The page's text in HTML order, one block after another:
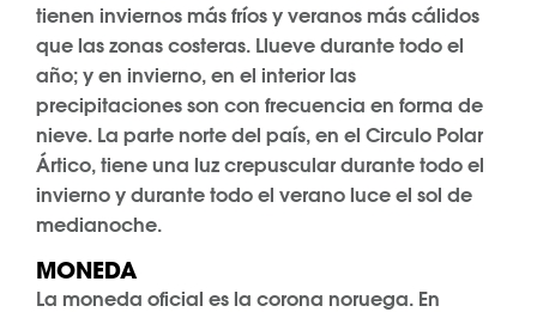
tienen inviernos más fríos y veranos más cálidos
que las zonas costeras. Llueve durante todo el
año; y en invierno, en el interior las
precipitaciones son con frecuencia en forma de
nieve. La parte norte del país, en el Circulo Polar
Ártico, tiene una luz crepuscular durante todo el
invierno y durante todo el verano luce el sol de
medianoche.
MONEDA
La moneda oficial es la corona noruega. En